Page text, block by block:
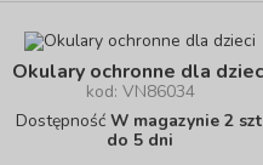
Okulary ochronne dla
kod: VN86034
Dostępność W magazynie 2
do 5 dni